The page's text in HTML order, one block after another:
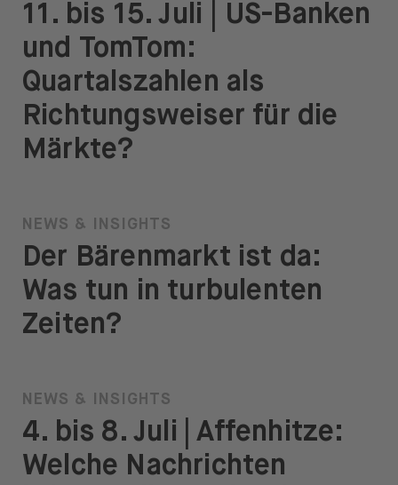
11. bis 15. Juli | US-Banken
und TomTom:
Quartalszahlen als
Richtungsweiser für die
Märkte?
NEWS & INSIGHTS
Der Bärenmarkt ist da:
Was tun in turbulenten
Zeiten?
NEWS & INSIGHTS
4. bis 8. Juli | Affenhitze:
Welche Nachrichten